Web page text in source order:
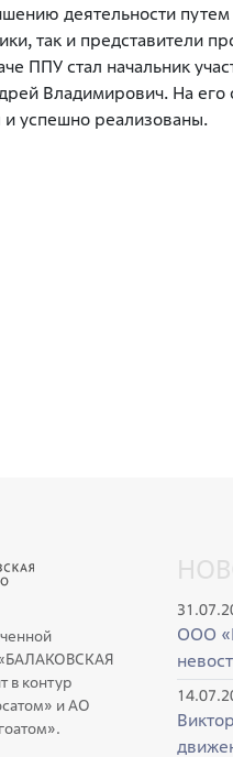
деятельности
так и представители
ППУ стал начальник
Владимирович. На его
успешно реализованы.
«БАЛАКОВСКАЯ
в контур
и АО
ООО